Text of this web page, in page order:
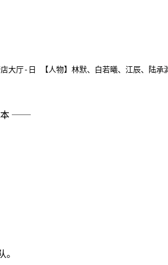
-日 【人物】林默、白若曦、江辰、陆承渊
本 ──